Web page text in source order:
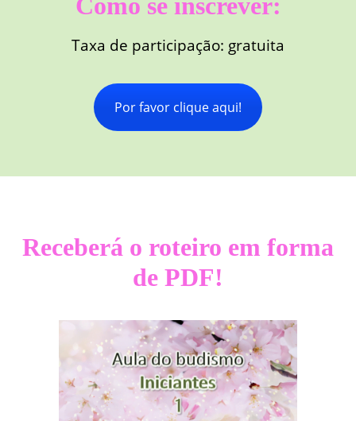
Como se inscrever:
Taxa de participação: gratuita
Por favor clique aqui!
Receberá o roteiro em forma
de PDF!